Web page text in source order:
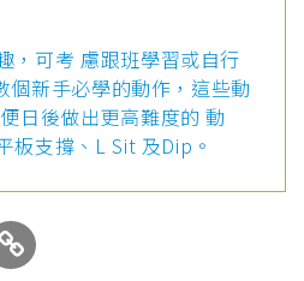
，可考 慮跟班學習或自行
個新手必學的動作，這些動
日後做出更高難度的 動
板支撐、L Sit 及Dip。